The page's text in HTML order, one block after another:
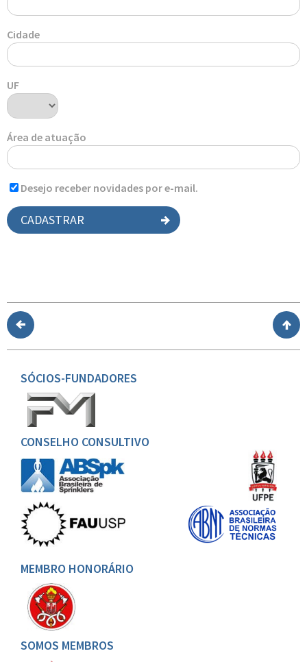
Cidade
UF
Área de atuação
Desejo receber novidades por e-mail.
CADASTRAR
SÓCIOS-FUNDADORES
CONSELHO CONSULTIVO
MEMBRO HONORÁRIO
SOMOS MEMBROS